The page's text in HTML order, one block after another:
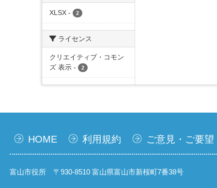
XLSX - 2
ライセンス
クリエイティブ・コモン
ズ 表示 - 2
HOME 利用規約 ご意見・ご要望
富山市役所 〒930-8510 富山県富山市新桜町7番38号